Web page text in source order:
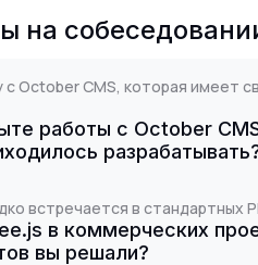
на
October CMS, которая имеет
работы с October
встречается в стандартных
в коммерческих
вы решали?